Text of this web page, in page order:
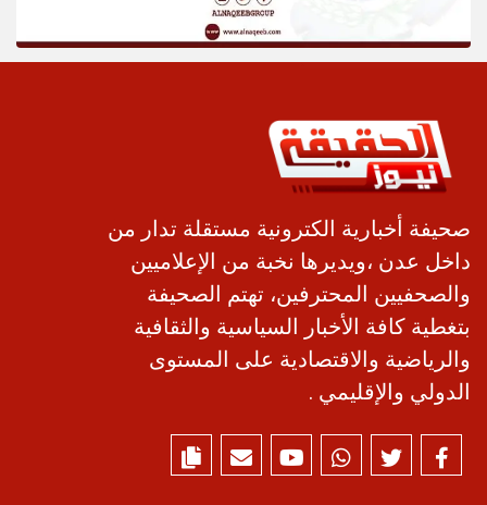
صحيفة أخبارية الكترونية مستقلة تدار من
داخل عدن ،ويديرها نخبة من الإعلاميين
والصحفيين المحترفين، تهتم الصحيفة
بتغطية كافة الأخبار السياسية والثقافية
والرياضية والاقتصادية على المستوى
الدولي والإقليمي .